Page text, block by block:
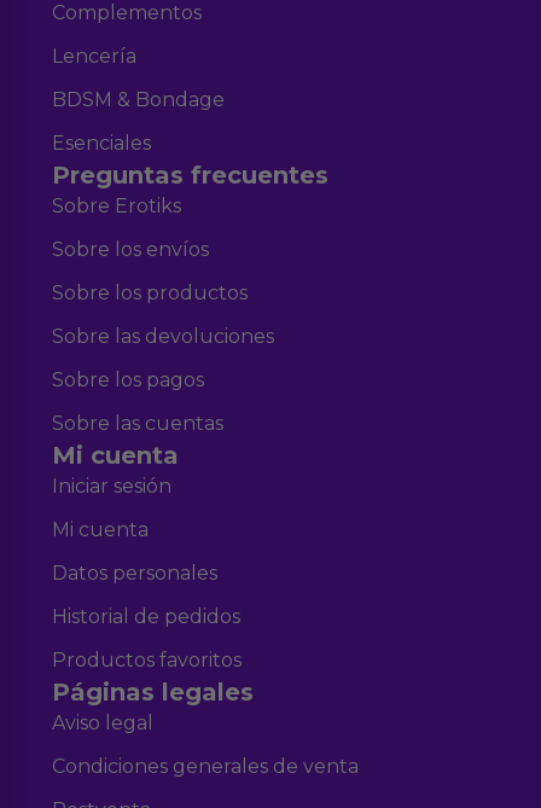
Complementos
Lencería
BDSM & Bondage
Esenciales
Preguntas frecuentes
Sobre Erotiks
Sobre los envíos
Sobre los productos
Sobre las devoluciones
Sobre los pagos
Sobre las cuentas
Mi cuenta
Iniciar sesión
Mi cuenta
Datos personales
Historial de pedidos
Productos favoritos
Páginas legales
Aviso legal
Condiciones generales de venta